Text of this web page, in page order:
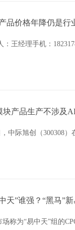
品价格年降仍是行
王经理手机：
产品生产不涉及
中际旭创（300308
天”谁强？“黑马”
称为“易中天”组的